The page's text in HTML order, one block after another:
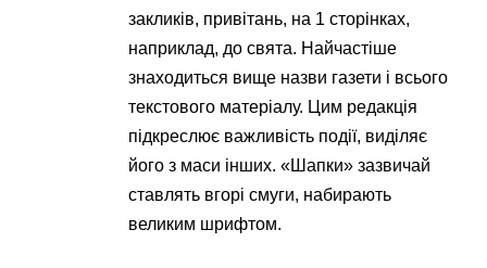
закликів, привітань, на 1 сторінках,
наприклад, до свята. Найчастіше
знаходиться вище назви газети і всього
текстового матеріалу. Цим редакція
підкреслює важливість події, виділяє
його з маси інших. «Шапки» зазвичай
ставлять вгорі смуги, набирають
великим шрифтом.